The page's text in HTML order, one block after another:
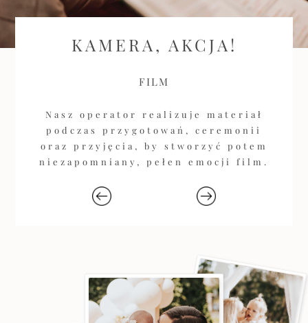
KAMERA, AKCJA!
FILM
Nasz operator realizuje materiał
podczas przygotowań, ceremonii
oraz przyjęcia, by stworzyć potem
niezapomniany, pełen emocji film.